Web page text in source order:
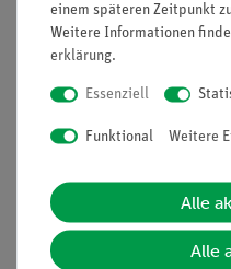
Artikel-Nr.:46421-02
beweglichem Kopf
20,00 €
einem späteren Zeitpunkt
Weitere Informationen
erklärung.
Essenziell
Funktional Weitere
Alle
Alle